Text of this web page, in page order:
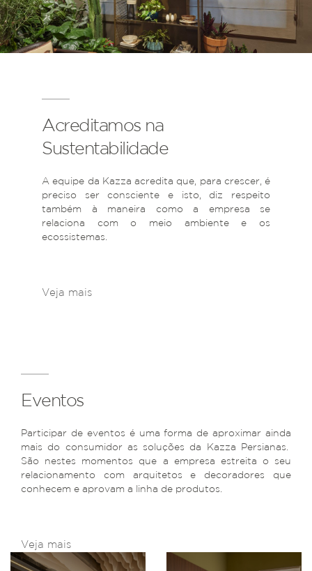
Acreditamos na
Sustentabilidade
A equipe da Kazza acredita que, para crescer, é
preciso ser consciente e isto, diz respeito
também à maneira como a empresa se
relaciona com o meio ambiente e os
ecossistemas.
Veja mais
Eventos
Participar de eventos é uma forma de aproximar ainda
mais do consumidor as soluções da Kazza Persianas.
São nestes momentos que a empresa estreita o seu
relacionamento com arquitetos e decoradores que
conhecem e aprovam a linha de produtos.
Veja mais